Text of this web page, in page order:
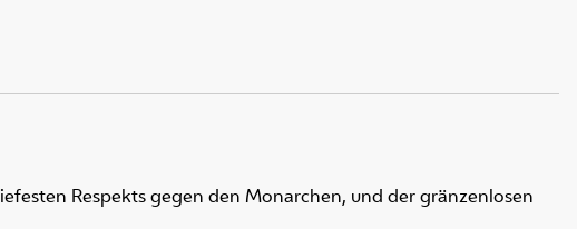
Respekts gegen den Monarchen, und der gränzenlosen